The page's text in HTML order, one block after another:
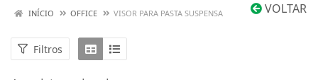
VOLTAR
INÍCIO OFFICE VISOR PARA PASTA SUSPENSA
Filtros